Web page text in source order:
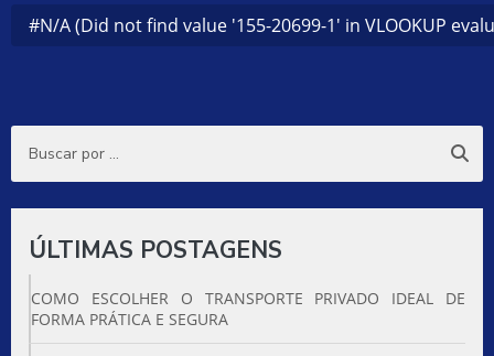
#N/A (Did not find value '155-20699-1' in VLOOKUP
ÚLTIMAS POSTAGENS
COMO ESCOLHER O TRANSPORTE PRIVADO IDEAL DE
FORMA PRÁTICA E SEGURA